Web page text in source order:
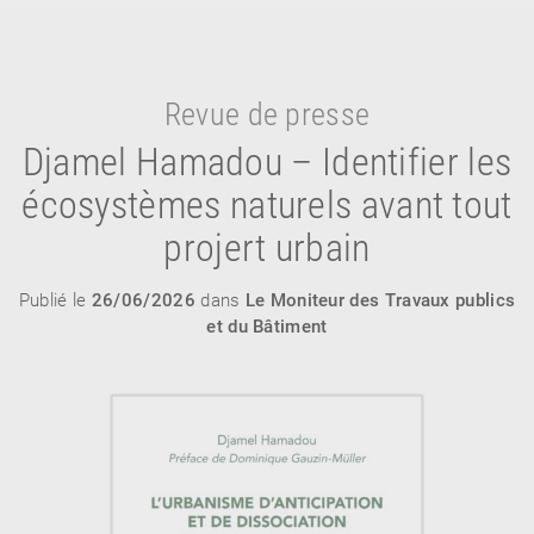
À PARAÎTRE
RETOUR
RETOUR
Revue de presse
Djamel Hamadou – Identifier les
écosystèmes naturels avant tout
projert urbain
Publié le 26/06/2026 dans Le Moniteur des Travaux publics
et du Bâtiment